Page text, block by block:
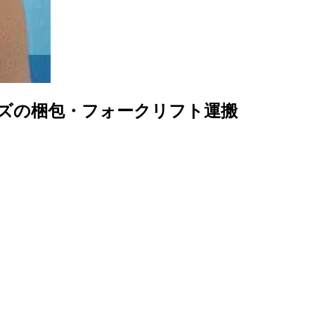
の梱包・フォークリフト運搬